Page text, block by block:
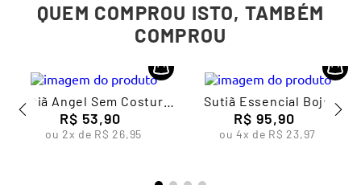
QUEM COMPROU ISTO, TAMBÉM
COMPROU
Sutiã Angel Sem Costura
Feminino Lupo
R$ 53,90
ou2x de R$ 26,95
Sutiã Essencial Bojo
Removível Feminino Lupo
R$ 95,90
ou4x de R$ 23,97